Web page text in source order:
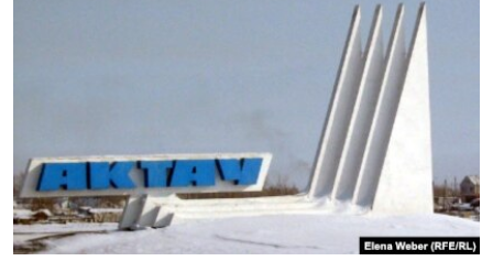
İNFOQRAFIKA
KARIKATURA
AZƏRBAYCAN ƏDƏBIYYATI KITABXANASI
İSLAM VƏ DEMOKRATIYA
İZ - MƏDƏNIYYƏT PROQRAMI
MISSIYAMIZ
PEŞƏ ETIKASI VƏ JURNALISTIKA STANDARTLARIMIZ
MATERIALLARIMIZDAN ISTIFADƏ
BIZI IZLƏ